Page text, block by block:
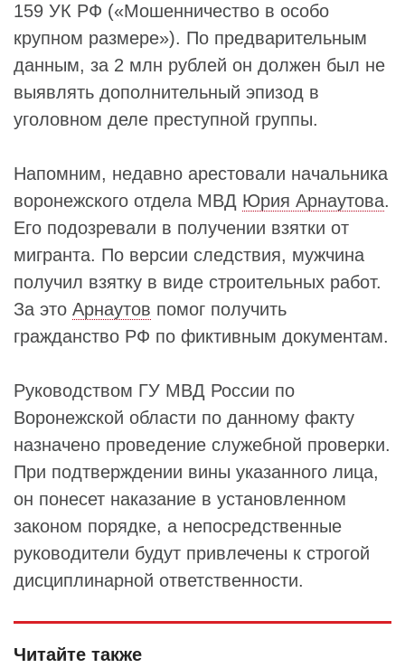
159 УК РФ («Мошенничество в особо
крупном размере»). По предварительным
данным, за 2 млн рублей он должен был не
выявлять дополнительный эпизод в
уголовном деле преступной группы.
Напомним, недавно арестовали начальника
воронежского отдела МВД Юрия Арнаутова.
Его подозревали в получении взятки от
мигранта. По версии следствия, мужчина
получил взятку в виде строительных работ.
За это Арнаутов помог получить
гражданство РФ по фиктивным документам.
Руководством ГУ МВД России по
Воронежской области по данному факту
назначено проведение служебной проверки.
При подтверждении вины указанного лица,
он понесет наказание в установленном
законом порядке, а непосредственные
руководители будут привлечены к строгой
дисциплинарной ответственности.
Читайте также